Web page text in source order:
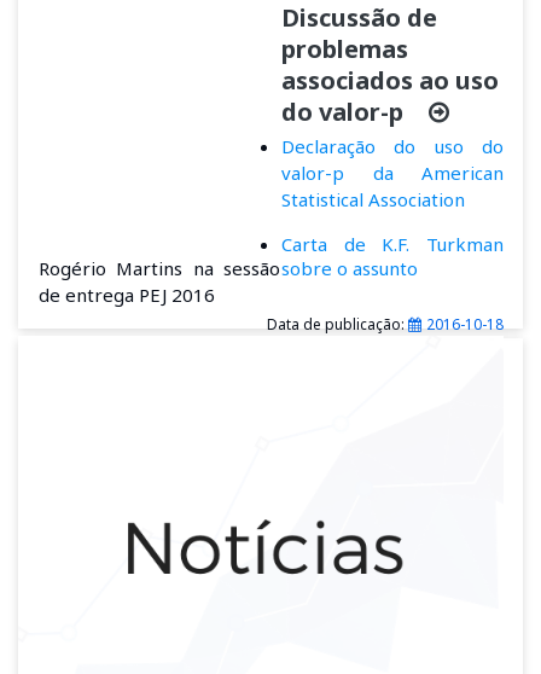
Rogério Martins na sessão
de entrega PEJ 2016
Data de publicação: 2016-10-18
Discussão de
problemas
associados ao uso
do valor-p
Declaração do uso do
valor-p da American
Statistical Association
Carta de K.F. Turkman
sobre o assunto